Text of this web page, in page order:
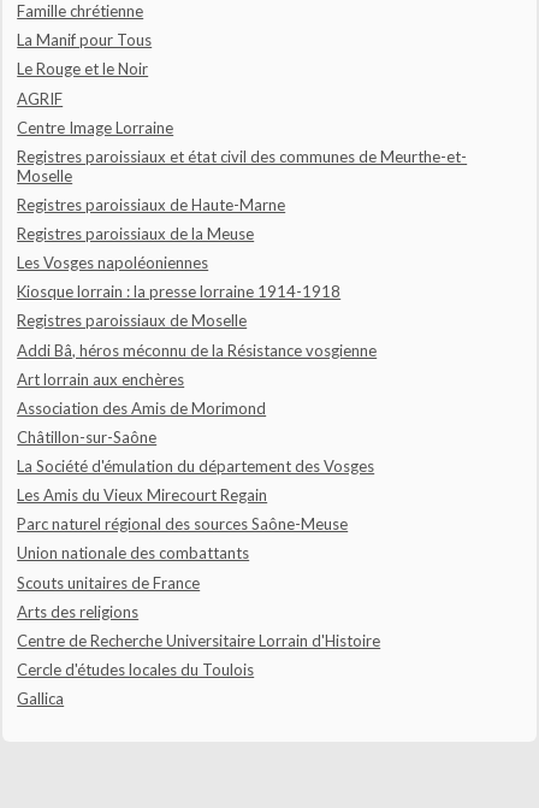
Famille chrétienne
La Manif pour Tous
Le Rouge et le Noir
AGRIF
Centre Image Lorraine
Registres paroissiaux et état civil des communes de Meurthe-et-
Moselle
Registres paroissiaux de Haute-Marne
Registres paroissiaux de la Meuse
Les Vosges napoléoniennes
Kiosque lorrain : la presse lorraine 1914-1918
Registres paroissiaux de Moselle
Addi Bâ, héros méconnu de la Résistance vosgienne
Art lorrain aux enchères
Association des Amis de Morimond
Châtillon-sur-Saône
La Société d'émulation du département des Vosges
Les Amis du Vieux Mirecourt Regain
Parc naturel régional des sources Saône-Meuse
Union nationale des combattants
Scouts unitaires de France
Arts des religions
Centre de Recherche Universitaire Lorrain d'Histoire
Cercle d'études locales du Toulois
Gallica